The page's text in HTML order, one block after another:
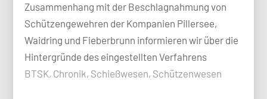
Zusammenhang mit der Beschlagnahmung von
Schützengewehren der Kompanien Pillersee,
Waidring und Fieberbrunn informieren wir über die
Hintergründe des eingestellten Verfahrens
BTSK, Chronik, Schießwesen, Schützenwesen